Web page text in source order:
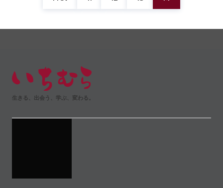
生きる、出会う、学ぶ、変わる。